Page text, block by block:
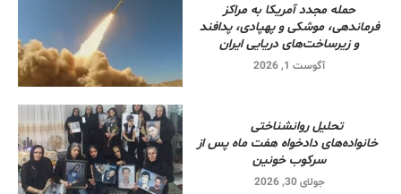
حمله مجدد آمریکا به مراکز
فرماندهی، موشکی و پهپادی، پدافند
و زیرساخت‌های دریایی ایران
آگوست 1, 2026
تحلیل روانشناختی
خانواده‌های دادخواه هفت ماه پس از
سرکوب خونین
جولای 30, 2026